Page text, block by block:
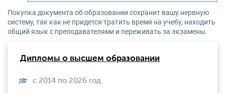
Покупка документа об образовании сохранит вашу нервную
систему, так как не придется тратить время на учебу, находить
общий язык с преподавателями и переживать за экзамены.
Дипломы о высшем образовании
с 2014 по 2026 год